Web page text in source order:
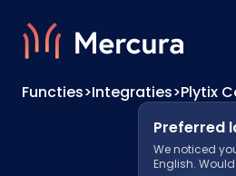
Preferred
We noticed
English.
Functies>Integraties>Plytix